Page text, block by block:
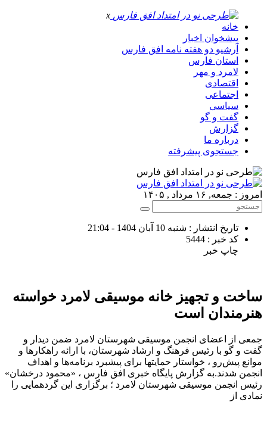
x
خانه
پیشخوان اخبار
آرشیو دو هفته نامه افق فارس
استان فارس
لامرد و مهر
اقتصادی
اجتماعی
سیاسی
گفت و گو
گزارش
درباره ما
جستجوی پیشرفته
امروز : جمعه, ۱۶ مرداد , ۱۴۰۵
تاریخ انتشار : شنبه 10 آبان 1404 - 21:04
کد خبر : 5444
چاپ خبر
ساخت و تجهیز خانه موسیقی لامرد خواسته
هنرمندان است
جمعی از اعضای انجمن موسیقی شهرستان لامرد ضمن دیدار و
گفت و گو با رئیس فرهنگ و ارشاد شهرستان، با ارائه راهکارها و
موانع پیش‌رو ، خواستار حمایتها برای پیشبرد برنامه‌ها و اهداف
انجمن شدند.به گزارش پایگاه خبری افق فارس ، «محمود درخشان»
رئیس انجمن موسیقی شهرستان لامرد ؛ برگزاری این گردهمایی را
نمادی از